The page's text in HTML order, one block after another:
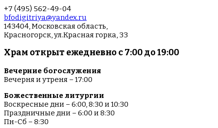
+7 (495) 562-49-04
bfodigitriya@yandex.ru
143404, Московская область,
Красногорск, ул.Красная горка, 33
Храм открыт ежедневно с 7:00 до 19:00
Вечерние богослужения
Вечерня и утреня – 17:00
Божественные литургии
Воскресные дни – 6:00, 8:30 и 10:30
Праздничные дни – 6:00 и 8:30
Пн-Сб – 8:30